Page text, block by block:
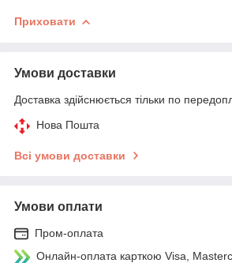
Приховати
Умови доставки
Доставка здійснюється тільки по
Нова Пошта
Всі умови доставки
Умови оплати
Пром-оплата
Онлайн-оплата карткою Visa,